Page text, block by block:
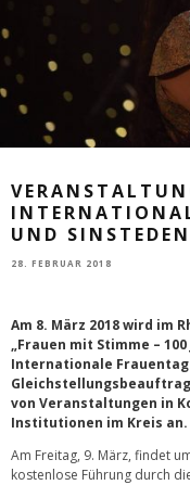
UND SINSTEDEN
28. FEBRUAR 2018
Am 8. März 2018 wird im
„Frauen mit Stimme –
Internationale
von Veranstaltungen in
Institutionen im Kreis an.
Am Freitag, 9. März, findet
kostenlose Führung durch